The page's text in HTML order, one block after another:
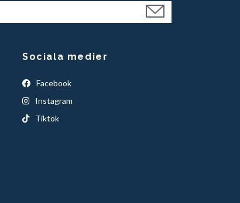
Sociala medier
Facebook
Instagram
Tiktok